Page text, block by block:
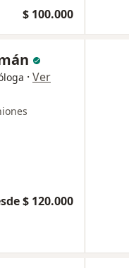
$ 100.000
· Ver
$ 120.000